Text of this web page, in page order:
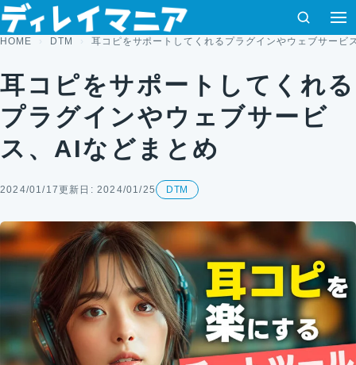
コンテンツへスキップ
検索
HOME DTM 耳コピをサポートしてくれるプラグインやウェブサービ
耳コピをサポートしてくれる
プラグインやウェブサービ
ス、AIなどまとめ
2024/01/17更新日: 2024/01/25 DTM